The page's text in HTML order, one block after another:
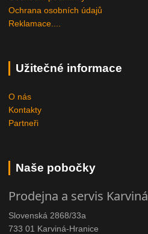
Ochrana osobních údajů
Reklamace....
Užitečné informace
O nás
Kontakty
Partneři
Naše pobočky
Prodejna a servis Karviná
Slovenská 2868/33a
733 01 Karviná-Hranice